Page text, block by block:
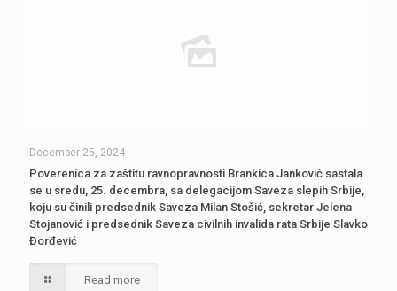
December 25, 2024
Poverenica za zaštitu ravnopravnosti Brankica Janković sastala
se u sredu, 25. decembra, sa delegacijom Saveza slepih Srbije,
koju su činili predsednik Saveza Milan Stošić, sekretar Jelena
Stojanović i predsednik Saveza civilnih invalida rata Srbije Slavko
Đorđević
Read more